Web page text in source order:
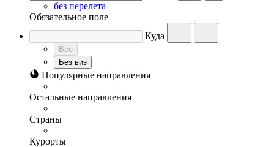
без перелета
Обязательное поле
Куда
Все
Без виз
Популярные направления
Остальные направления
Страны
Курорты